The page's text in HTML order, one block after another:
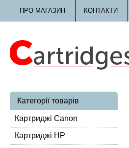
ПРО МАГАЗИН КОНТАКТИ
Категорії товарів
Картриджі Canon
Картриджі HP